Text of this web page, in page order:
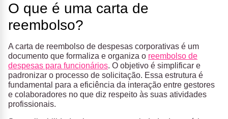
O que é uma carta de
reembolso?
A carta de reembolso de despesas corporativas é um
documento que formaliza e organiza o reembolso de
despesas para funcionários. O objetivo é simplificar e
padronizar o processo de solicitação. Essa estrutura é
fundamental para a eficiência da interação entre gestores
e colaboradores no que diz respeito às suas atividades
profissionais.